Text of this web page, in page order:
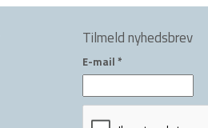
Tilmeld nyhedsbrev
E-mail *